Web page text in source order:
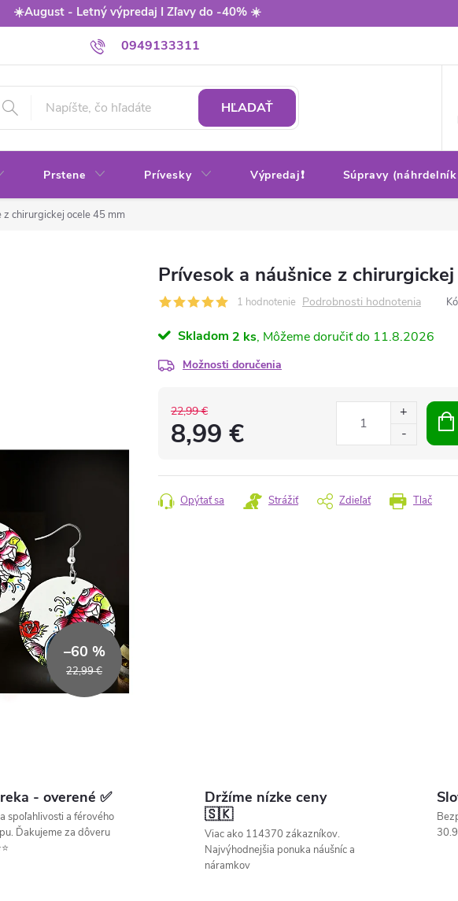
☀️August - Letný výpredaj I Zľavy do -40% ☀️
0949133311
Obchodné podmienky
HĽADAŤ
Prstene Prívesky Výpredaj❗ Súpravy
z chirurgickej ocele 45 mm
22,99 €
–60 %
Prívesok a náušnice z
1 hodnotenie Podrobnosti hodnotenia
Skladom 2 ks 11.8.2026
Možnosti doručenia
22,99 €
8,99 €
cena:
Tlač
Opýtať sa Strážiť Zdieľať
- overené ✅
spoľahlivosti a férového
Ďakujeme za dôveru
Držíme nízke ceny
🇸🇰
Viac ako 114370 zákazníkov.
Najvýhodnejšia ponuka náušníc a
náramkov